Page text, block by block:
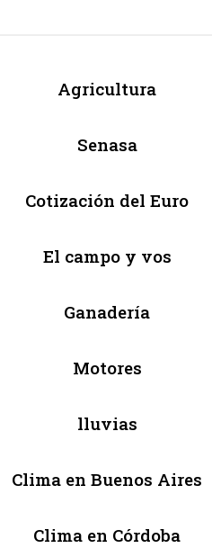
Agricultura
Senasa
Cotización del Euro
El campo y vos
Ganadería
Motores
lluvias
Clima en Buenos Aires
Clima en Córdoba